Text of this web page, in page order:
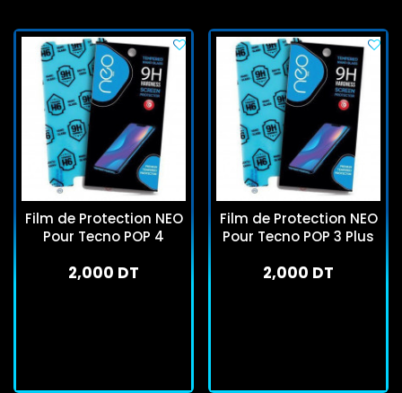
Film de Protection NEO
Pour Tecno POP 4
2,000 DT
Film de Protection NEO
Pour Tecno POP 3 Plus
2,000 DT